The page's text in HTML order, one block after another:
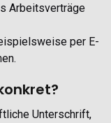
Arbeitsverträge
per E-
Unterschrift,